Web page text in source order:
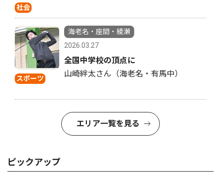
社会
スポーツ
海老名・座間・綾瀬
2026.03.27
全国中学校の頂点に
山崎絆太さん（海老名・有馬中）
エリア一覧を見る
ピックアップ